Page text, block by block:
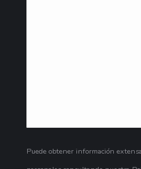
Puede obtener información